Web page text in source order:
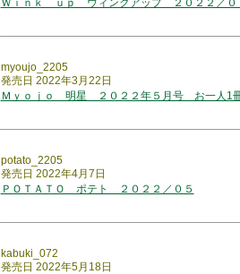
Ｗｉｎｋ ｕｐ ウィンクアップ ２０２２／０
myoujo_2205
発売日 2022年3月22日
Ｍｙｏｊｏ 明星 ２０２２年５月号 お一人1
potato_2205
発売日 2022年4月7日
ＰＯＴＡＴＯ ポテト ２０２２／０５
kabuki_072
発売日 2022年5月18日